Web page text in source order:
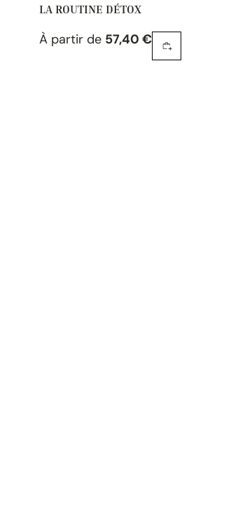
LA ROUTINE DÉTOX
À partir de 57,40 €